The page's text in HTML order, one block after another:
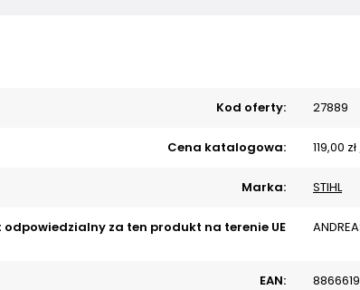
Kod oferty: 27889
Cena katalogowa: 119,00 zł
Marka: STIHL
odpowiedzialny za ten produkt na terenie UE
EAN: